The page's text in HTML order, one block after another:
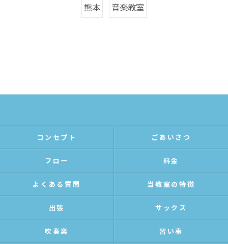
熊本 音楽教室
コンセプト ごあいさつ
フロー 料金
よくある質問 当教室の特徴
出張 サックス
吹奏楽 習い事